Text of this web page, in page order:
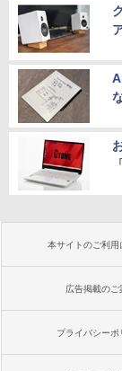
本サイトのご利用
広告掲載のご
プライバシーポ